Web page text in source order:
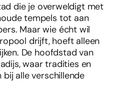
die je overweldigt met
tempels tot aan
Maar wie écht wil
drijft, hoeft alleen
De hoofdstad van
waar tradities en
bij alle verschillende